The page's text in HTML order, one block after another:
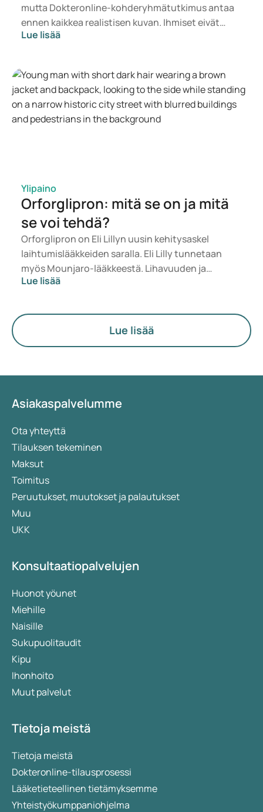
mutta Dokteronline-kohderyhmätutkimus antaa
ennen kaikkea realistisen kuvan. Ihmiset eivät
halua vain painaa vähemmän, vaan tuntea olonsa
ovatko lääkkeet turvallisia, sopivia ja
kohtuuhintaisia.
Lue lisää
Ylipaino
Orforglipron: mitä se on ja mitä
se voi tehdä?
Orforglipron on Eli Lillyn uusin kehitysaskel
laihtumislääkkeiden saralla. Eli Lilly tunnetaan
myös Mounjaro-lääkkeestä. Lihavuuden ja
ylipainon hoitoon on viime vuosina tehty valtavia
agonistit, ovat osoittaneet auttavansa
painonpudotuksessa. Samalla uusia
hoitomuotoja tutkitaan jatkuvasti. Orforglipron
muihin hoitomuotoihin? Tässä artikkelissa
tähän mennessä saatuja tutkimustuloksia.
Lue lisää
Lue lisää
Asiakaspalvelumme
Ota yhteyttä
Tilauksen tekeminen
Maksut
Toimitus
Peruutukset, muutokset ja palautukset
Muu
UKK
Konsultaatiopalvelujen
Huonot yöunet
Miehille
Naisille
Sukupuolitaudit
Kipu
Ihonhoito
Muut palvelut
Tietoja meistä
Tietoja meistä
Dokteronline-tilausprosessi
Lääketieteellinen tietämyksemme
Yhteistyökumppaniohjelma